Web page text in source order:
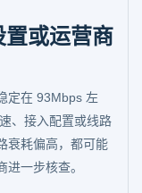
或运营商
定在 93Mbps 左
、接入配置或线路
衰耗偏高，都可能
一步核查。